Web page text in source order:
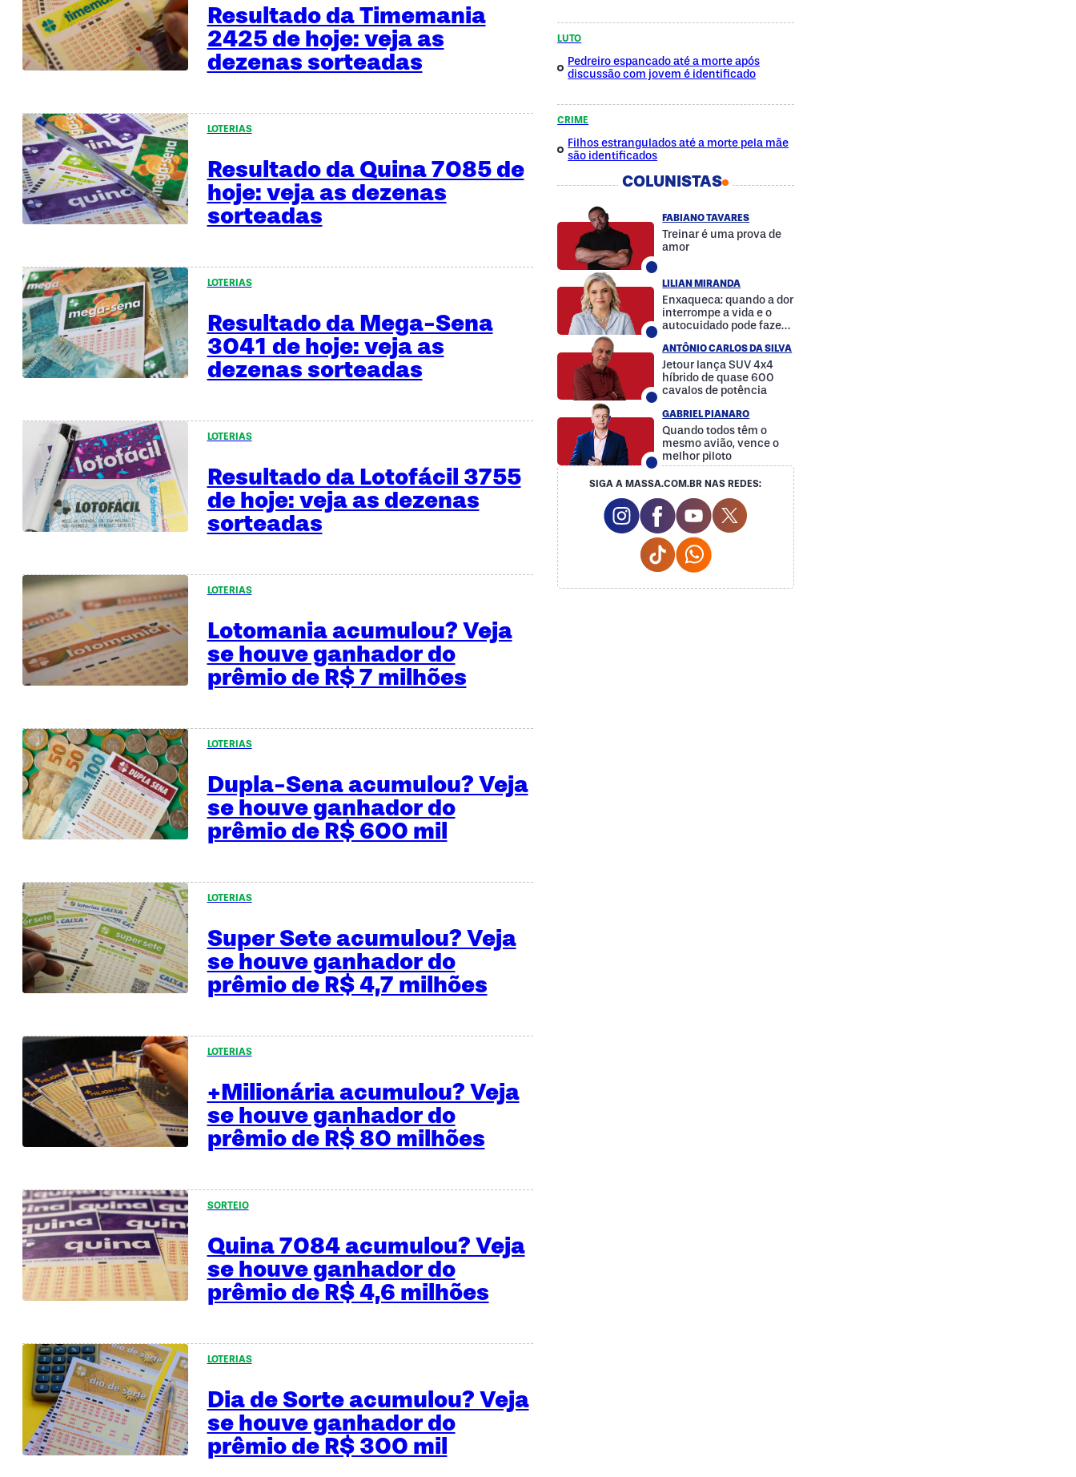
Resultado da Timemania
2425 de hoje: veja as
dezenas sorteadas
LOTERIAS
Resultado da Quina 7085 de
hoje: veja as dezenas
sorteadas
LOTERIAS
Resultado da Mega-Sena
3041 de hoje: veja as
dezenas sorteadas
LOTERIAS
Resultado da Lotofácil 3755
de hoje: veja as dezenas
sorteadas
LOTERIAS
Lotomania acumulou? Veja
se houve ganhador do
prêmio de R$ 7 milhões
LOTERIAS
Dupla-Sena acumulou? Veja
se houve ganhador do
prêmio de R$ 600 mil
LOTERIAS
Super Sete acumulou? Veja
se houve ganhador do
prêmio de R$ 4,7 milhões
LOTERIAS
+Milionária acumulou? Veja
se houve ganhador do
prêmio de R$ 80 milhões
SORTEIO
Quina 7084 acumulou? Veja
se houve ganhador do
prêmio de R$ 4,6 milhões
LOTERIAS
Dia de Sorte acumulou? Veja
se houve ganhador do
prêmio de R$ 300 mil
LUTO
Pedreiro espancado até a morte após
discussão com jovem é identificado
CRIME
Filhos estrangulados até a morte pela mãe
são identificados
COLUNISTAS
FABIANO TAVARES
Treinar é uma prova de
amor
LILIAN MIRANDA
Enxaqueca: quando a dor
interrompe a vida e o
autocuidado pode fazer
ANTÔNIO CARLOS DA SILVA
Jetour lança SUV 4x4
híbrido de quase 600
cavalos de potência
GABRIEL PIANARO
Quando todos têm o
mesmo avião, vence o
melhor piloto
SIGA A MASSA.COM.BR NAS REDES:
Instagram Social Media
Facebook Social Media
Youtube Social Media
Twitter Social Media
Tiktok Social Media
Whatsapp Social Media